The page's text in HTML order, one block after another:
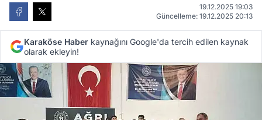
19.12.2025 19:03
Güncelleme: 19.12.2025 20:13
Karaköse Haber kaynağını Google'da tercih edilen kaynak
olarak ekleyin!